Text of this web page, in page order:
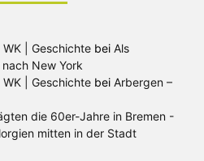
| Geschichte bei Als
New York
| Geschichte bei Arbergen –
die 60er-Jahre in Bremen -
mitten in der Stadt